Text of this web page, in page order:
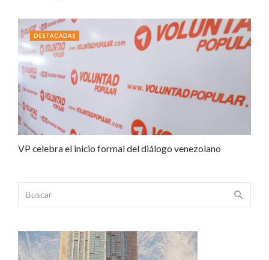
VP celebra el inicio formal del diálogo venezolano
DESTACADAS